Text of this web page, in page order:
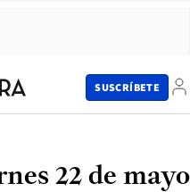
SUSCRÍBETE
22 de mayo